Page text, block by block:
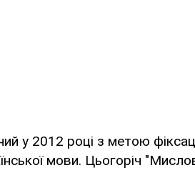
у 2012 році з метою
мови. Цьогоріч